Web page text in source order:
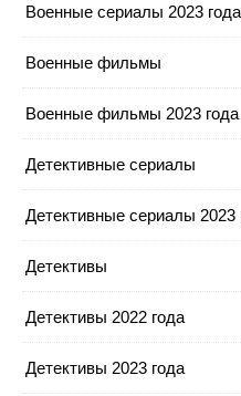
Военные сериалы 2023 года
Военные фильмы
Военные фильмы 2023 года
Детективные сериалы
Детективные сериалы 2023
Детективы
Детективы 2022 года
Детективы 2023 года